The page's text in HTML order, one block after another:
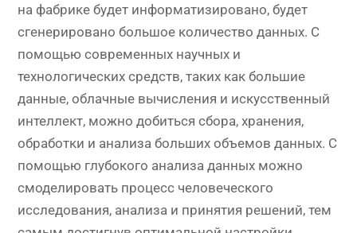
на фабрике будет информатизировано, будет
сгенерировано большое количество данных. С
помощью современных научных и
технологических средств, таких как большие
данные, облачные вычисления и искусственный
интеллект, можно добиться сбора, хранения,
обработки и анализа больших объемов данных. С
помощью глубокого анализа данных можно
смоделировать процесс человеческого
исследования, анализа и принятия решений, тем